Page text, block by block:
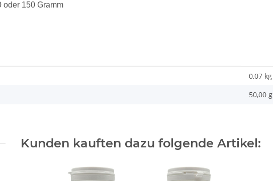
150 Gramm
0,07 kg
50,00 g
Kunden kauften dazu folgende Artikel: